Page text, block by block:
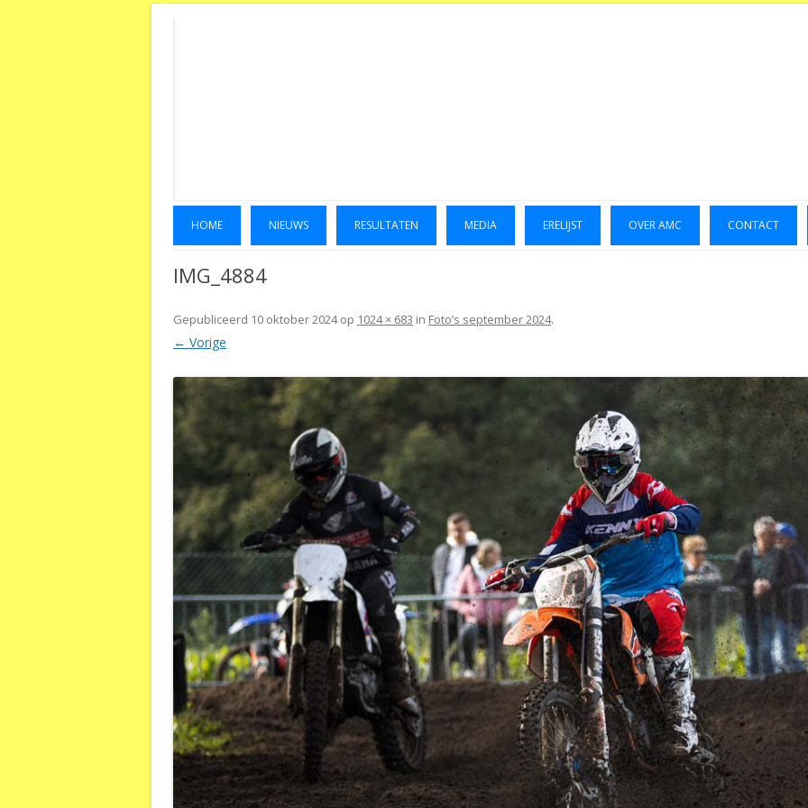
HOME NIEUWS RESULTATEN MEDIA
FOTO’S OKTOBER 2023
FOTO’S SEPTEMBER 2024
FOTO’S MAART 2025
FOTO’S OKTOBER 2025
ERELIJST OVER AMC CONTACT
IMG_4884
Gepubliceerd 10 oktober 2024op 1024 × 683 in Foto’s september 2024.
← Vorige